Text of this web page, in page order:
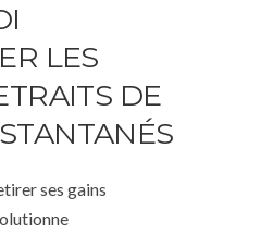
LES
DE
ses gains